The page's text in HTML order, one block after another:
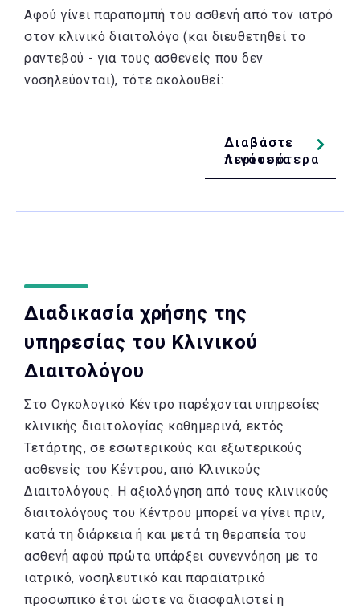
Αφού γίνει παραπομπή του ασθενή από τον ιατρό
στον κλινικό διαιτολόγο (και διευθετηθεί το
ραντεβού - για τους ασθενείς που δεν
νοσηλεύονται), τότε ακολουθεί:
Διαβάστε
Λιγότερα
Διαβάστε
περισσότερα
Διαδικασία χρήσης της
υπηρεσίας του Κλινικού
Διαιτολόγου
Στο Ογκολογικό Κέντρο παρέχονται υπηρεσίες
κλινικής διαιτολογίας καθημερινά, εκτός
Τετάρτης, σε εσωτερικούς και εξωτερικούς
ασθενείς του Κέντρου, από Κλινικούς
Διαιτολόγους. Η αξιολόγηση από τους κλινικούς
διαιτολόγους του Κέντρου μπορεί να γίνει πριν,
κατά τη διάρκεια ή και μετά τη θεραπεία του
ασθενή αφού πρώτα υπάρξει συνεννόηση με το
ιατρικό, νοσηλευτικό και παραϊατρικό
προσωπικό έτσι ώστε να διασφαλιστεί η